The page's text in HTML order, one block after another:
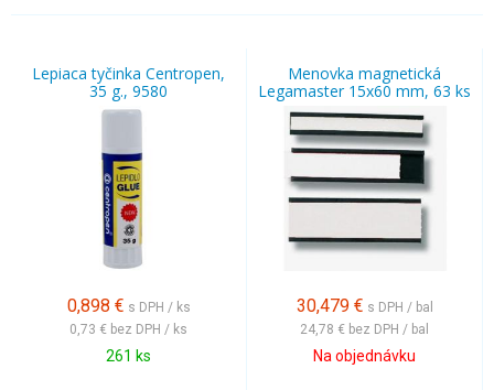
Lepiaca tyčinka Centropen,
35 g., 9580
0,898 € s DPH / ks
0,73 € bez DPH / ks
261 ks
Menovka magnetická
Legamaster 15x60 mm, 63 ks
30,479 € s DPH / bal
24,78 € bez DPH / bal
Na objednávku